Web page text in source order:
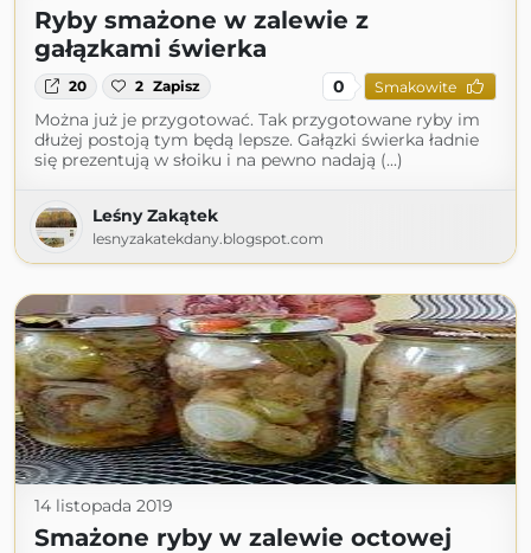
Ryby smażone w zalewie z
gałązkami świerka
20 2 Zapisz 0 Smakowite
Można już je przygotować. Tak przygotowane ryby im
dłużej postoją tym będą lepsze. Gałązki świerka ładnie
się prezentują w słoiku i na pewno nadają (...)
Leśny Zakątek
lesnyzakatekdany.blogspot.com
14 listopada 2019
Smażone ryby w zalewie octowej